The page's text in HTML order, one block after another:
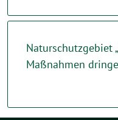
Naturschutzgebiet
Maßnahmen